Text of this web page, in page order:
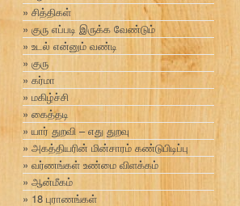
சித்திகள்
குரு எப்படி இருக்க வேண்டும்
உடல் என்னும் வண்டி
குரு
கர்மா
மகிழ்ச்சி
கைத்தடி
யார் துறவி – எது துறவு
அகத்தியரின் மின்சாரம் கண்டுபிடிப்பு
வர்ணங்கள் உண்மை விளக்கம்
ஆன்மீகம்
18 புராணங்கள்